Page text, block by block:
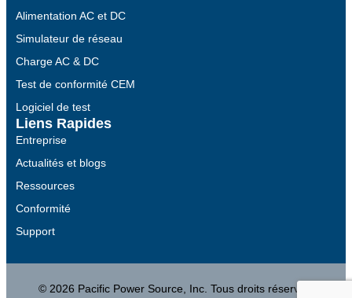
Alimentation AC et DC
Simulateur de réseau
Charge AC & DC
Test de conformité CEM
Logiciel de test
Liens Rapides
Entreprise
Actualités et blogs
Ressources
Conformité
Support
© 2026 Pacific Power Source, Inc. Tous droits réservés.